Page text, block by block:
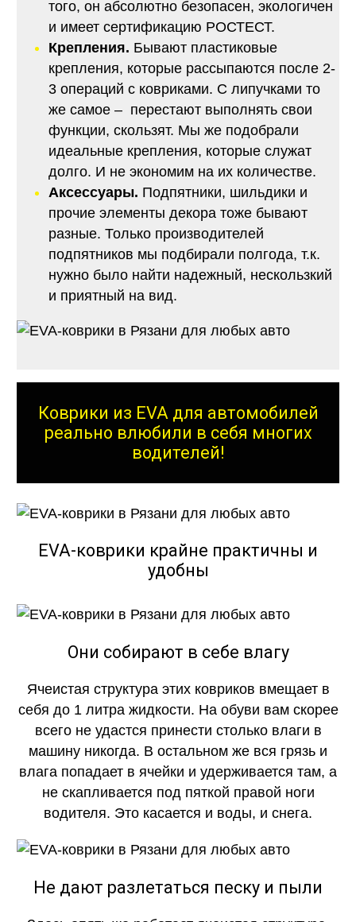
того, он абсолютно безопасен, экологичен
и имеет сертификацию РОСТЕСТ.
Крепления. Бывают пластиковые
крепления, которые рассыпаются после 2-
3 операций с ковриками. С липучками то
же самое – перестают выполнять свои
функции, скользят. Мы же подобрали
идеальные крепления, которые служат
долго. И не экономим на их количестве.
Аксессуары. Подпятники, шильдики и
прочие элементы декора тоже бывают
разные. Только производителей
подпятников мы подбирали полгода, т.к.
нужно было найти надежный, нескользкий
и приятный на вид.
Коврики из EVA для автомобилей
реально влюбили в себя многих
водителей!
EVA-коврики крайне практичны и
удобны
Они собирают в себе влагу
Ячеистая структура этих ковриков вмещает в
себя до 1 литра жидкости. На обуви вам скорее
всего не удастся принести столько влаги в
машину никогда. В остальном же вся грязь и
влага попадает в ячейки и удерживается там, а
не скапливается под пяткой правой ноги
водителя. Это касается и воды, и снега.
Не дают разлетаться песку и пыли